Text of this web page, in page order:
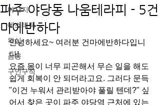
마사지
에스테틱
왁싱
금융
구인구직
파주 야당동 나움테라피 - 5건
마에반하다
안녕하세요~ 여러분 건마에반하다입니
다!
요즘 몸이 너무 피곤해서 무슨 일을 해도
쉽게 회복이 안 되더라고요. 그러다 문득
"이건 누워서 관리받아야 풀릴 텐데?" 싶
어서 찾은 곳이 파주 야당역 근처에 있는